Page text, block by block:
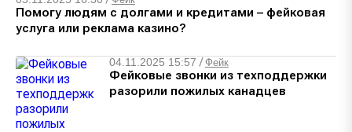
Помогу людям с долгами и кредитами – фейковая
услуга или реклама казино?
04.11.2025 15:57 /Фейк
Фейковые звонки из техподдержки
разорили пожилых канадцев